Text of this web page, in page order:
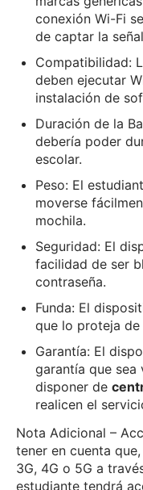
conexión Wi-Fi
de captar la
Compatibilidad:
deben ejecutar
instalación de
Duración de la
debería poder
escolar.
Peso: El
moverse
mochila.
Seguridad: El
facilidad de ser
contraseña.
Funda: El
que lo proteja
Garantía: El
garantía que sea
disponer de
realicen el
Nota Adicional –
tener en cuenta
3G, 4G o 5G a
estudiante tendrá